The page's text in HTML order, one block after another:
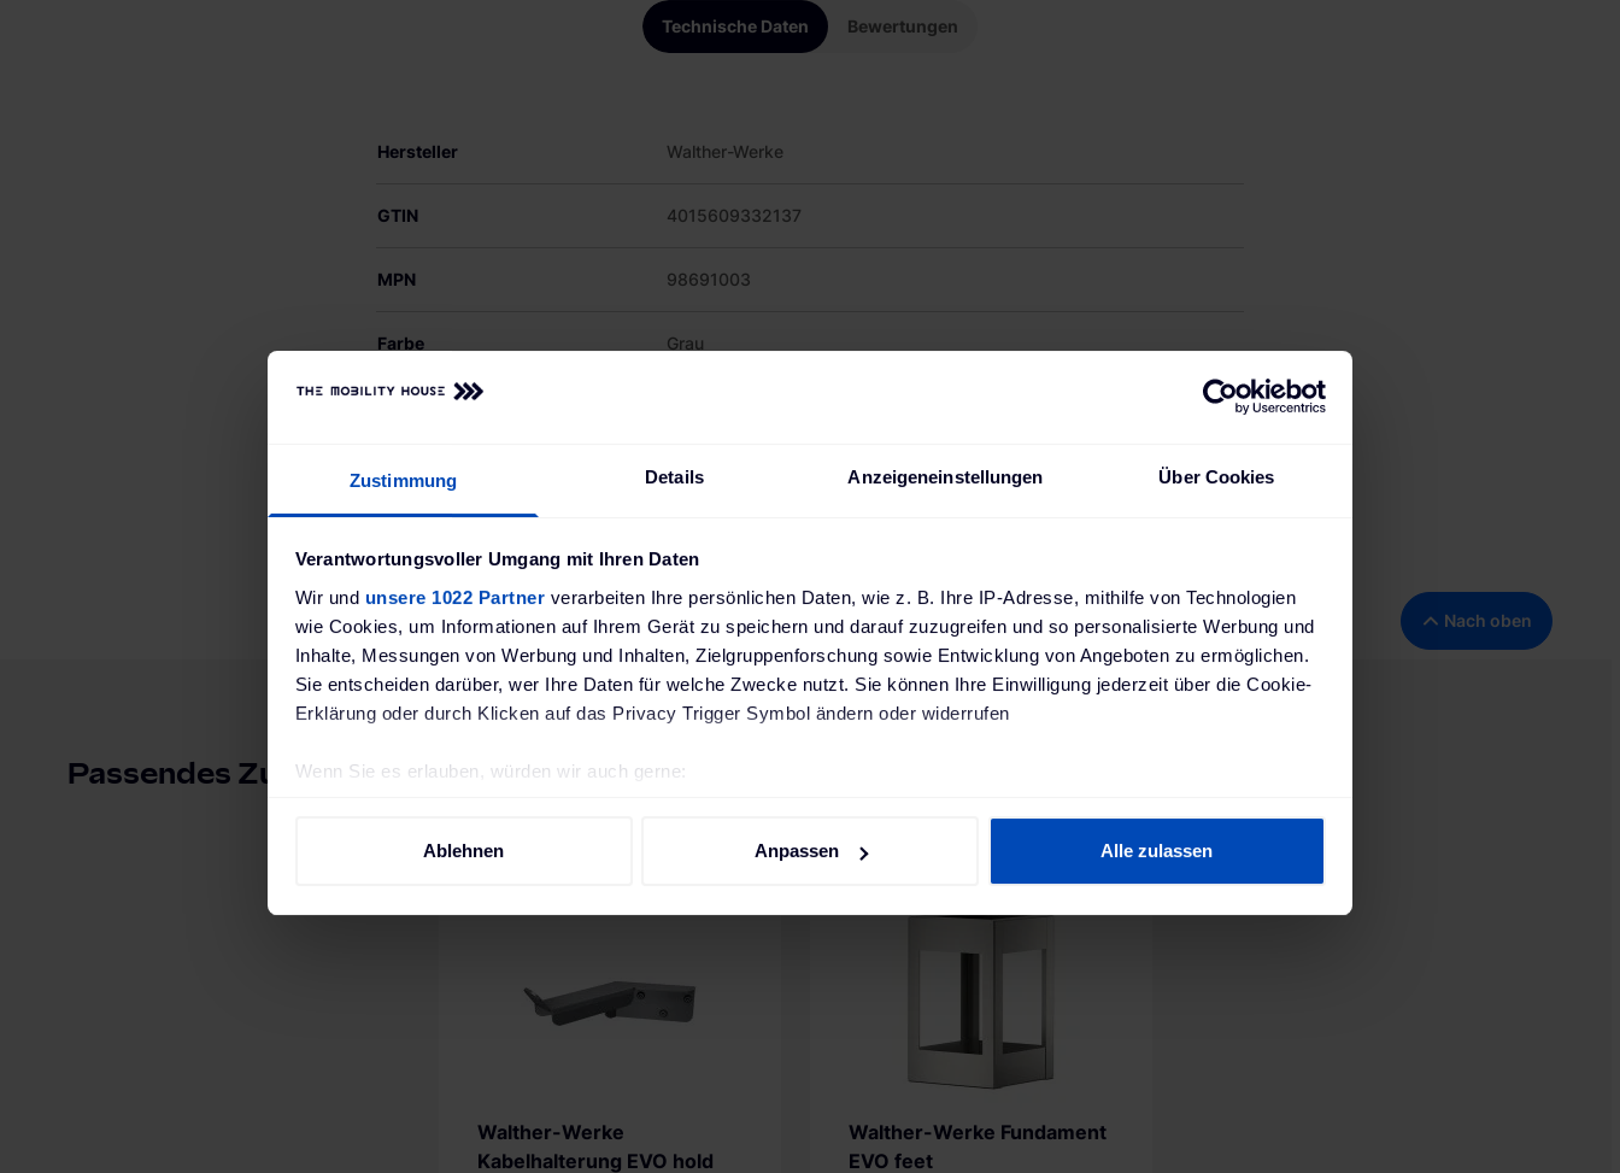
Zustimmung Details Anzeigeneinstellungen Über Cookies
Verantwortungsvoller Umgang mit Ihren Daten
Wir und unsere 1022 Partner verarbeiten Ihre persönlichen Daten, wie z. B. Ihre IP-Adresse, mithilfe von Technologien
wie Cookies, um Informationen auf Ihrem Gerät zu speichern und darauf zuzugreifen und so personalisierte Werbung und
Inhalte, Messungen von Werbung und Inhalten, Zielgruppenforschung sowie Entwicklung von Angeboten zu ermöglichen.
Sie entscheiden darüber, wer Ihre Daten für welche Zwecke nutzt. Sie können Ihre Einwilligung jederzeit über die Cookie-
Erklärung oder durch Klicken auf das Privacy Trigger Symbol ändern oder widerrufen
Wenn Sie es erlauben, würden wir auch gerne:
Erfahren Sie mehr darüber, wie Ihre persönlichen Daten verarbeitet werden, und legen Sie Ihre Präferenzen im
Wir verwenden Cookies, um Inhalte und Anzeigen zu personalisieren, Funktionen für soziale Medien anbieten zu können
und die Zugriffe auf unsere Website zu analysieren. Außerdem geben wir Informationen zu Ihrer Verwendung unserer
Website an unsere Partner für soziale Medien, Werbung und Analysen weiter. Unsere Partner führen diese Informationen
möglicherweise mit weiteren Daten zusammen, die du ihnen bereitgestellt hast oder die sie im Rahmen deiner Nutzung
Ablehnen Anpassen Alle zulassen
Technische Daten Bewertungen
Hersteller Walther-Werke
GTIN 4015609332137
MPN 98691003
Farbe Grau
Größe (BxHxT)
Gewicht 35 kg
(EU) 2023/988 (GPSR)
Deutschland; www.walther-werke.de
Nach oben
Passendes Zubehör
Walther-Werke
Kabelhalterung EVO hold
Vergleichsliste
Walther-Werke Fundament
EVO feet